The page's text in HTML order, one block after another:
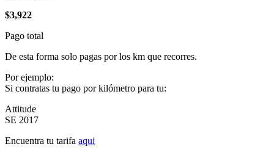
$3,922
Pago total
De esta forma solo pagas por los km que recorres.
Por ejemplo:
Si contratas tu pago por kilómetro para tu:
Attitude
SE 2017
Encuentra tu tarifa aqui